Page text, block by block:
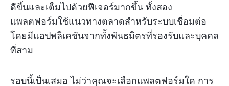
ดีขึ้นและเต็มไปด้วยฟีเจอร์มากขึ้น ทั้งสอง
แพลตฟอร์มใช้แนวทางตลาดสำหรับระบบเชื่อมต่อ
โดยมีแอปพลิเคชันจากทั้งพันธมิตรที่รองรับและบุคคล
ที่สาม
รอบนี้เป็นเสมอ ไม่ว่าคุณจะเลือกแพลตฟอร์มใด การ